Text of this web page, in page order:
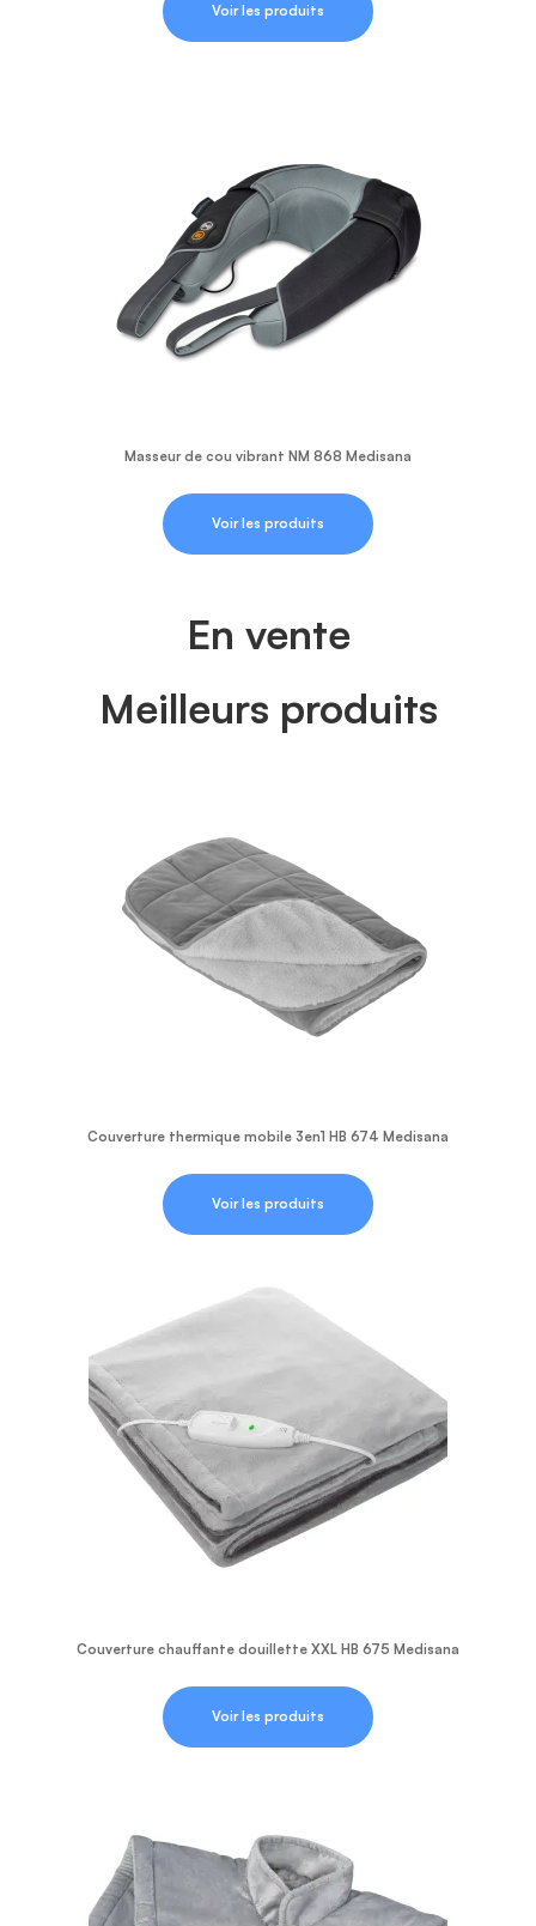
Voir les produits
Masseur de cou vibrant NM 868 Medisana
Voir les produits
En vente
Meilleurs produits
Couverture thermique mobile 3en1 HB 674 Medisana
Voir les produits
Couverture chauffante douillette XXL HB 675 Medisana
Voir les produits